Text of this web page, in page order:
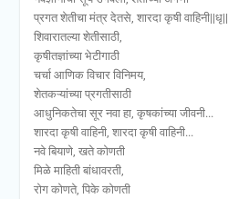
प्रगत शेतीचा मंत्र देतसे, शारदा कृषी वाहिनी||धृ||
शिवारातल्या शेतीसाठी,
कृषीतज्ञांच्या भेटीगाठी
चर्चा आणिक विचार विनिमय,
शेतकऱ्यांच्या प्रगतीसाठी
आधुनिकतेचा सूर नवा हा, कृषकांच्या जीवनी...
शारदा कृषी वाहिनी, शारदा कृषी वाहिनी...
नवे बियाणे, खते कोणती
मिळे माहिती बांधावरती,
रोग कोणते, पिके कोणती